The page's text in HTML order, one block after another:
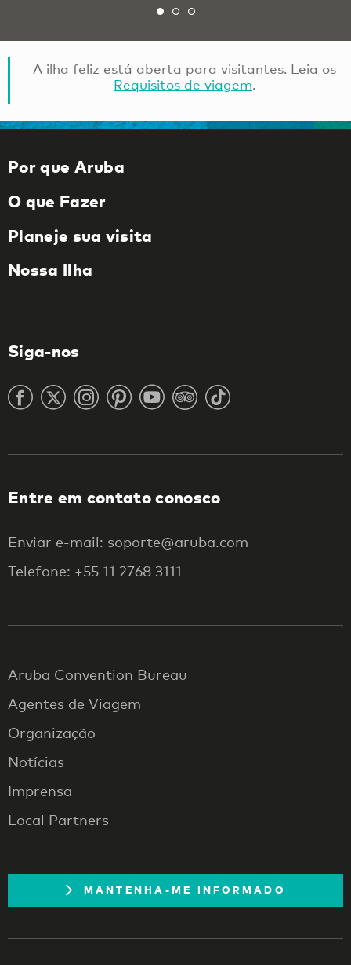
A ilha feliz está aberta para visitantes. Leia os
Requisitos de viagem.
Por que Aruba
O que Fazer
Planeje sua visita
Nossa Ilha
Siga-nos
Entre em contato conosco
Enviar e-mail: soporte@aruba.com
Telefone: +55 11 2768 3111
Aruba Convention Bureau
Agentes de Viagem
Organização
Notícias
Imprensa
Local Partners
MANTENHA-ME INFORMADO